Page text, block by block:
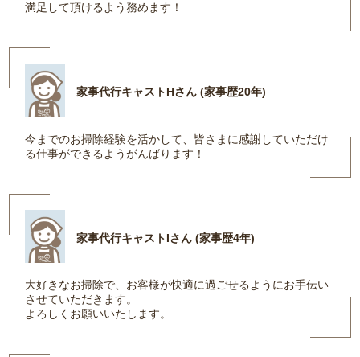
満足して頂けるよう務めます！
家事代行キャストHさん (家事歴20年)
今までのお掃除経験を活かして、皆さまに感謝していただけ
る仕事ができるようがんばります！
家事代行キャストIさん (家事歴4年)
大好きなお掃除で、お客様が快適に過ごせるようにお手伝い
させていただきます。
よろしくお願いいたします。